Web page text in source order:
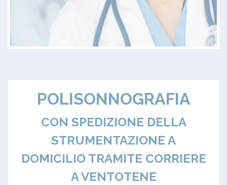
POLISONNOGRAFIA
CON SPEDIZIONE DELLA
STRUMENTAZIONE A
DOMICILIO TRAMITE CORRIERE
A VENTOTENE